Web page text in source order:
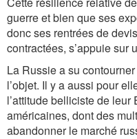
guerre et bien que ses
donc ses rentrées de
contractées, s’appuie sur
La Russie a su
l’objet. Il y a aussi pour
l’attitude belliciste de
américaines, dont des
abandonner le marché